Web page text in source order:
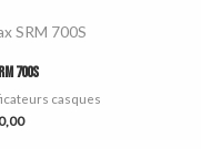
700S
casques